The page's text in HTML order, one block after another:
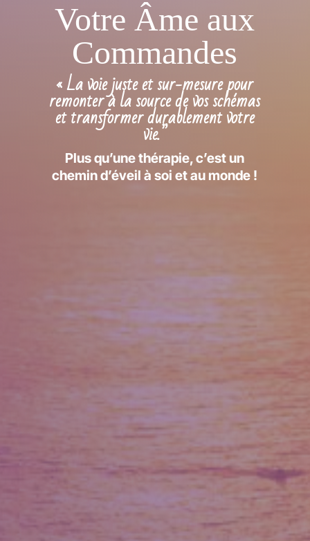
Votre Âme aux
Commandes
« La voie juste et sur-mesure pour
remonter à la source de vos schémas
et transformer durablement votre
vie.”
Plus qu’une thérapie, c’est un
chemin d’éveil à soi et au monde !